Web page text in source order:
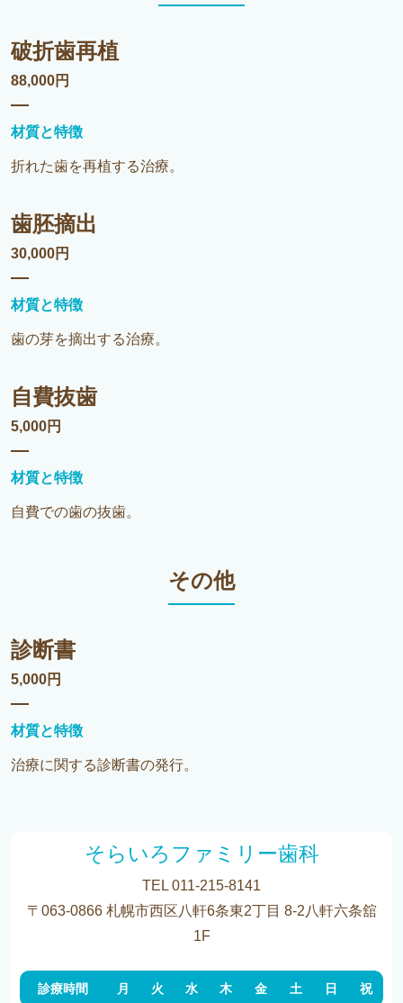
破折歯再植
88,000円
材質と特徴
折れた歯を再植する治療。
歯胚摘出
30,000円
材質と特徴
歯の芽を摘出する治療。
自費抜歯
5,000円
材質と特徴
自費での歯の抜歯。
その他
診断書
5,000円
材質と特徴
治療に関する診断書の発行。
そらいろファミリー歯科
TEL 011-215-8141
〒063-0866 札幌市西区八軒6条東2丁目 8-2八軒六条舘
1F
診療時間 月 火 水 木 金 土 日 祝